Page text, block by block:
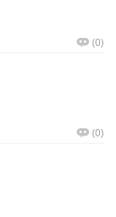
(0)
(0)